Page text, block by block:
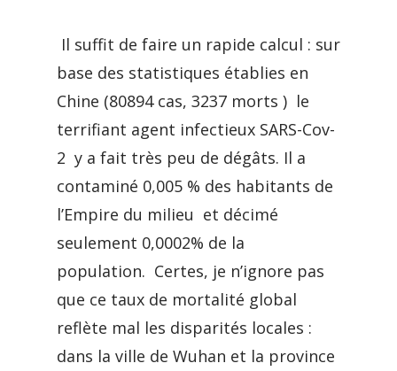
Il suffit de faire un rapide calcul : sur
base des statistiques établies en
Chine (80894 cas, 3237 morts ) le
terrifiant agent infectieux SARS-Cov-
2 y a fait très peu de dégâts. Il a
contaminé 0,005 % des habitants de
l’Empire du milieu et décimé
seulement 0,0002% de la
population. Certes, je n’ignore pas
que ce taux de mortalité global
reflète mal les disparités locales :
dans la ville de Wuhan et la province